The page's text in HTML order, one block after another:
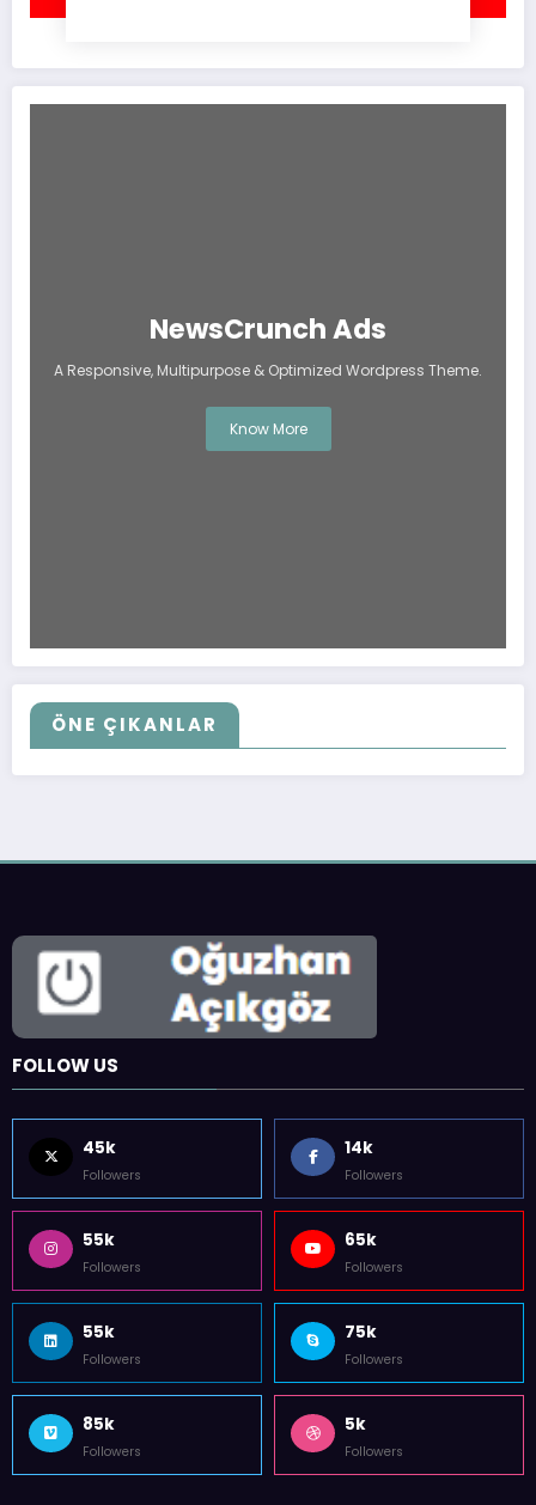
NewsCrunch Ads
A Responsive, Multipurpose & Optimized Wordpress Theme.
Know More
ÖNE ÇIKANLAR
FOLLOW US
45k
Followers
14k
Followers
55k
Followers
65k
Followers
55k
Followers
75k
Followers
85k
Followers
5k
Followers